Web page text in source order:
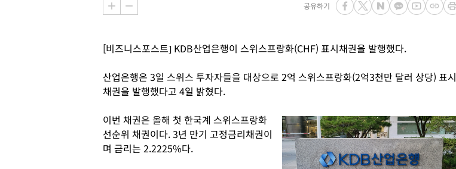
공유하기
[비즈니스포스트] KDB산업은행이 스위스프랑화(CHF) 표시채권을 발행했다.
산업은행은 3일 스위스 투자자들을 대상으로 2억 스위스프랑화(2억3천만 달러 상당) 표시
채권을 발행했다고 4일 밝혔다.
이번 채권은 올해 첫 한국계 스위스프랑화
선순위 채권이다. 3년 만기 고정금리채권이
며 금리는 2.2225%다.